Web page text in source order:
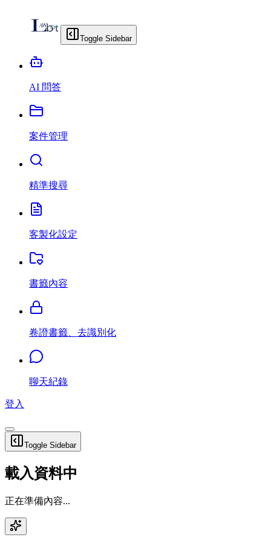
Toggle Sidebar
AI 問答
案件管理
精準搜尋
客製化設定
書籤內容
卷證書籤、去識別化
聊天紀錄
登入
Toggle Sidebar
載入資料中
正在準備內容...